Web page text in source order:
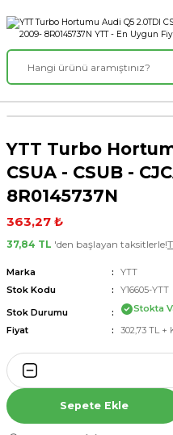
YTT Turbo
CSUA - CSUB -
8R0145737N
363,27 ₺
37,84 TL 'den başlayan taksitlerle!
Marka
YTT
Stok Kodu
Y16605-YTT
Stok Durumu
Stokta
Fiyat
302,73 TL +
Sepete Ekle